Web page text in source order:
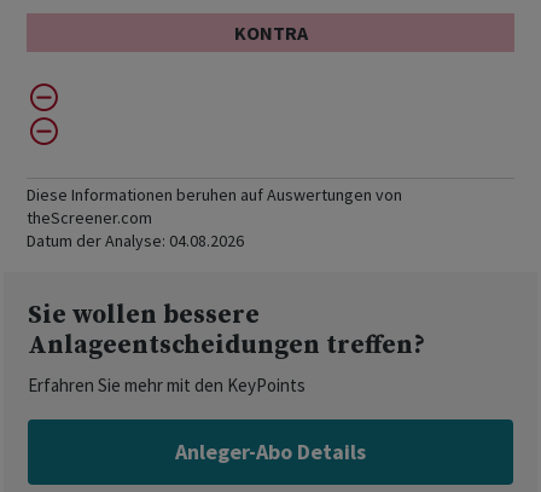
KONTRA
Diese Informationen beruhen auf Auswertungen von
theScreener.com
Datum der Analyse: 04.08.2026
Sie wollen bessere
Anlageentscheidungen treffen?
Erfahren Sie mehr mit den KeyPoints
Anleger-Abo Details